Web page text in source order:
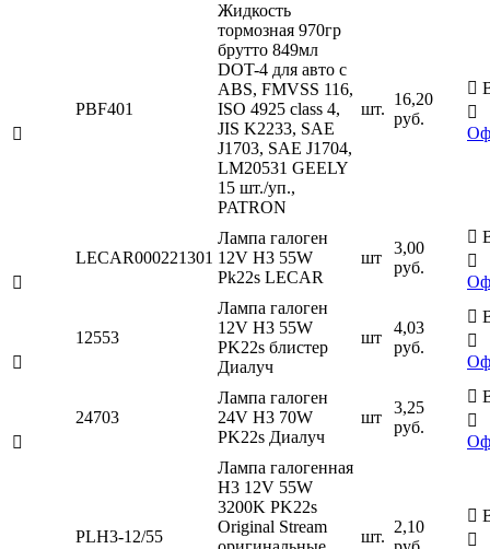

PBF401
Жидкость
тормозная 970гр
брутто 849мл
DOT-4 для авто c
ABS, FMVSS 116,
ISO 4925 class 4,
JIS K2233, SAE
J1703, SAE J1704,
LM20531 GEELY
15 шт./уп.,
PATRON
шт.
16,20
руб.



LECAR000221301
Лампа галоген
12V H3 55W
Pk22s LECAR
шт
3,00
руб.



12553
Лампа галоген
12V H3 55W
PK22s блистер
Диалуч
шт
4,03
руб.



24703
Лампа галоген
24V H3 70W
PK22s Диалуч
шт
3,25
руб.


PLH3-12/55
Лампа галогенная
H3 12V 55W
3200K PK22s
Original Stream
шт.
2,10

